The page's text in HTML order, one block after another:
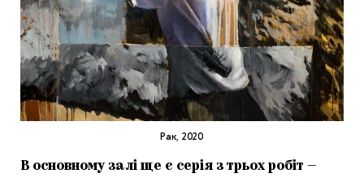
Рак, 2020
В основному залі ще є серія з трьох робіт —